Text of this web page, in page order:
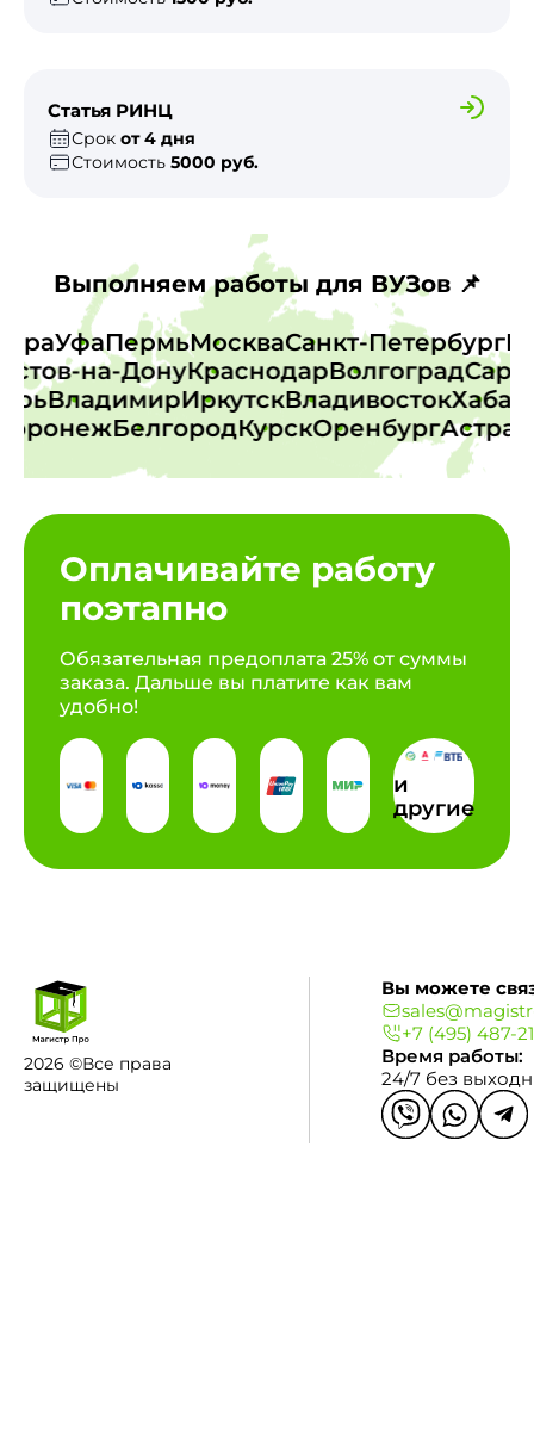
Статья РИНЦ
Срок от 4 дня
Стоимость 5000 руб.
Выполняем работы для ВУЗов 📌
УфаПермьМоскваСанкт-Петербург
на-ДонуКраснодарВолгоград
ВладимирИркутскВладивосток
БелгородКурскОренбург
Оплачивайте работу
поэтапно
Обязательная предоплата 25% от суммы
заказа. Дальше вы платите как вам
удобно!
и
другие
2026 ©Все права
защищены
Вы можете
+7 (495) 487-
Время работы:
24/7 без